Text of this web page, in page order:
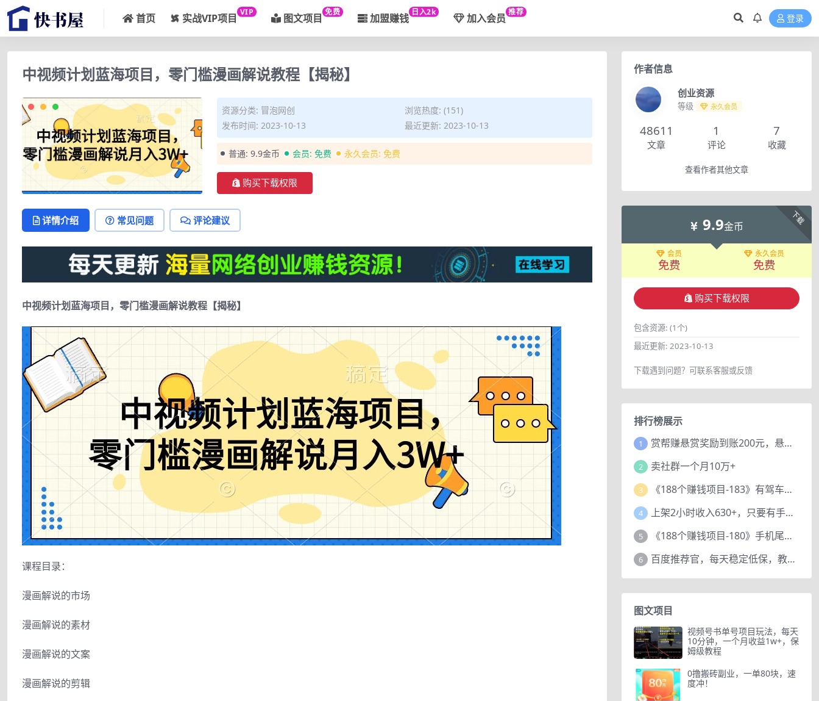
首页 实战VIP项目 VIP 图文项目 免费 加盟赚钱 日入2k 加入会员 推荐
登录
中视频计划蓝海项目，零门槛漫画解说教程【揭秘】
资源分类: 冒泡网创
浏览热度: (151)
发布时间: 2023-10-13
最近更新: 2023-10-13
普通: 9.9金币 会员: 免费 永久会员: 免费
购买下载权限
详情介绍 常见问题 评论建议
中视频计划蓝海项目，零门槛漫画解说教程【揭秘】
课程目录：
漫画解说的市场
漫画解说的素材
漫画解说的文案
漫画解说的剪辑
作者信息
创业资源
等级 永久会员
48611
文章
1
评论
7
收藏
查看作者其他文章
下载
9.9金币
会员
免费
永久会员
免费
购买下载权限
包含资源: (1个)
最近更新: 2023-10-13
下载遇到问题？可联系客服或反馈
排行榜展示
1 赏帮赚悬赏奖励到账200元，悬赏任务多劳多得，人人可做。
2 卖社群一个月10万+
3 《188个赚钱项目-183》有驾车评项目，动动小手，复制粘贴赚44元！
4 上架2小时收入630+，只要有手就能做的AI搞钱项目，奶奶看完都能学会!
5 《188个赚钱项目-180》手机尾号测试评分项目，短视频直播日赚200+
6 百度推荐官，每天稳定低保，教程赠上
图文项目
视频号书单号项目玩法，每天
10分钟，一个月收益1w+，保
姆级教程
0撸搬砖副业，一单80块，速
度冲！